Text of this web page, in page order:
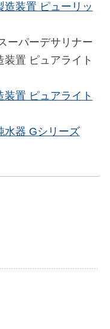
装置 ピューリッ
ーパーデサリナー
置 ピュアライト
置 ピュアライト
水器 Gシリーズ